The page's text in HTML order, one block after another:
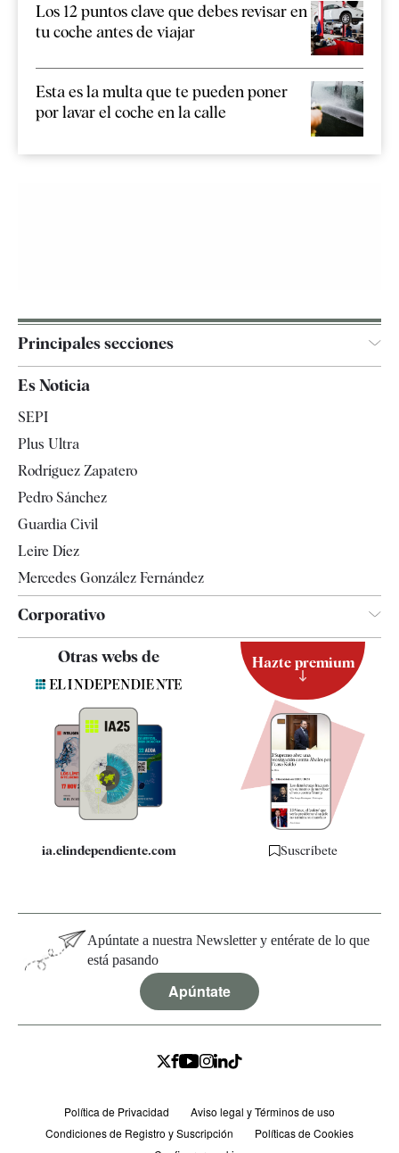
Los 12 puntos clave que debes revisar en
tu coche antes de viajar
Esta es la multa que te pueden poner
por lavar el coche en la calle
Principales secciones
Televisión
Es Noticia
SEPI
Plus Ultra
Rodríguez Zapatero
Pedro Sánchez
Guardia Civil
Leire Díez
Mercedes González Fernández
Corporativo
Quiénes somos
Especificaciones
Otras webs de
ia.elindependiente.com
Hazte premium
Suscríbete
Apúntate a nuestra Newsletter y entérate de lo que
está pasando
Apúntate
Política de Privacidad
Aviso legal y Términos de uso
Condiciones de Registro y Suscripción
Políticas de Cookies